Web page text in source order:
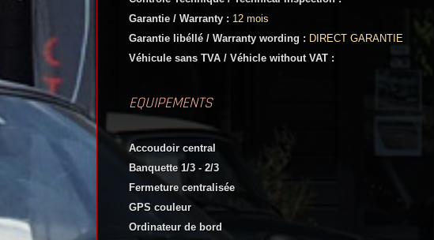
Garantie / Warranty : 12 mois
Garantie libéllé / Warranty wording : DIRECT GARANTIE
Véhicule sans TVA / Véhicle without VAT :
EQUIPEMENTS
Accoudoir central
Banquette 1/3 - 2/3
Fermeture centralisée
GPS couleur
Ordinateur de bord